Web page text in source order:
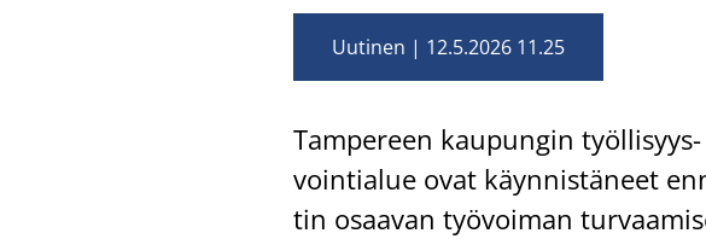
Uutinen 12.5.2026 11.25
Tam­pe­reen kau­pun­gin
voin­tia­lue ovat käyn­nis­tä­neet
tin osaa­van työ­voi­man